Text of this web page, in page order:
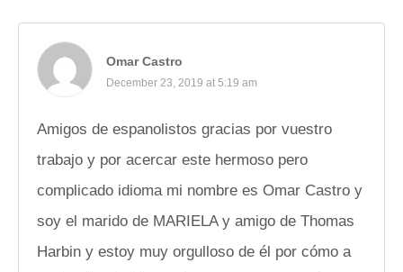
Omar Castro
December 23, 2019 at 5:19 am
Amigos de espanolistos gracias por vuestro
trabajo y por acercar este hermoso pero
complicado idioma mi nombre es Omar Castro y
soy el marido de MARIELA y amigo de Thomas
Harbin y estoy muy orgulloso de él por cómo a